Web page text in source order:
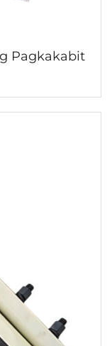
Pagkakabit